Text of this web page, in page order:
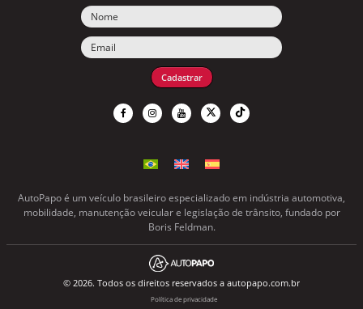
Cadastrar
AutoPapo é um veículo brasileiro especializado em indústria automotiva,
mobilidade, manutenção veicular e legislação de trânsito, fundado por
Boris Feldman.
© 2026. Todos os direitos reservados a autopapo.com.br
Política de privacidade